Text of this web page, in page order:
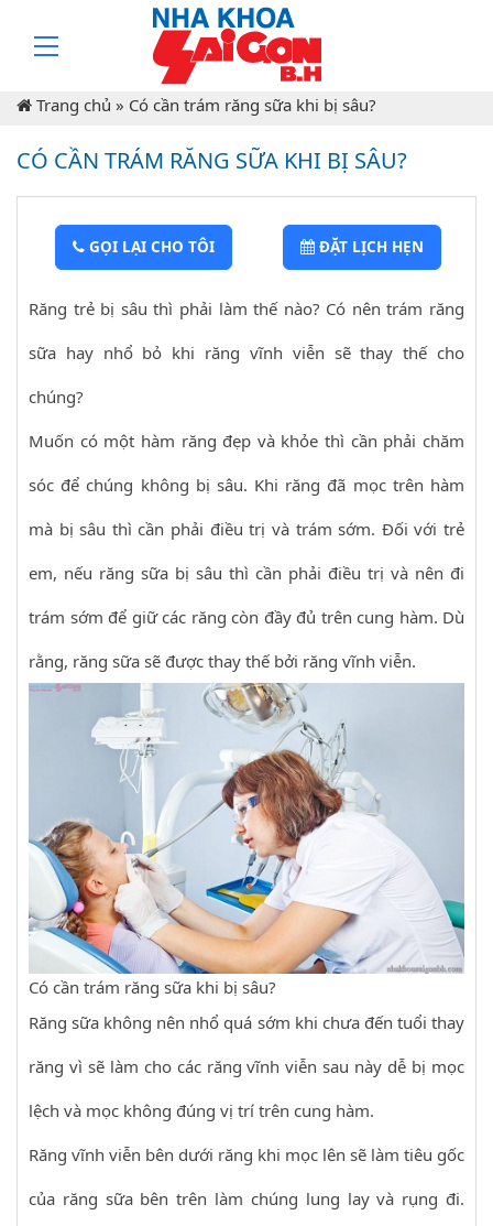
Trang chủ » Có cần trám răng sữa khi bị sâu?
CÓ CẦN TRÁM RĂNG SỮA KHI BỊ SÂU?
GỌI LẠI CHO TÔI ĐẶT LỊCH HẸN
Răng trẻ bị sâu thì phải làm thế nào? Có nên trám răng
sữa hay nhổ bỏ khi răng vĩnh viễn sẽ thay thế cho
chúng?
Muốn có một hàm răng đẹp và khỏe thì cần phải chăm
sóc để chúng không bị sâu. Khi răng đã mọc trên hàm
mà bị sâu thì cần phải điều trị và trám sớm. Đối với trẻ
em, nếu răng sữa bị sâu thì cần phải điều trị và nên đi
trám sớm để giữ các răng còn đầy đủ trên cung hàm. Dù
rằng, răng sữa sẽ được thay thế bởi răng vĩnh viễn.
Có cần trám răng sữa khi bị sâu?
Răng sữa không nên nhổ quá sớm khi chưa đến tuổi thay
răng vì sẽ làm cho các răng vĩnh viễn sau này dễ bị mọc
lệch và mọc không đúng vị trí trên cung hàm.
Răng vĩnh viễn bên dưới răng khi mọc lên sẽ làm tiêu gốc
của răng sữa bên trên làm chúng lung lay và rụng đi.